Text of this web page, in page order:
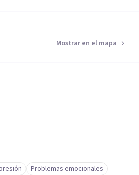
Mostrar en el mapa
Problemas emocionales